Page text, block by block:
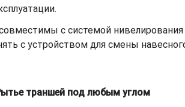
с системой
с устройством для смены
траншей под любым углом